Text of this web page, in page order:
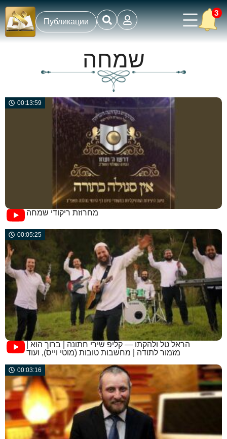
Публикации
3
שמחה
00:13:59
מחרוזת ריקודי שמחה
00:05:25
הראל טל ולהקתו — קליפ שירי חתונה | ברוך הוא |
מזמור לתודה | מחשבות טובות (מוטי וייס), ועוד
00:03:16